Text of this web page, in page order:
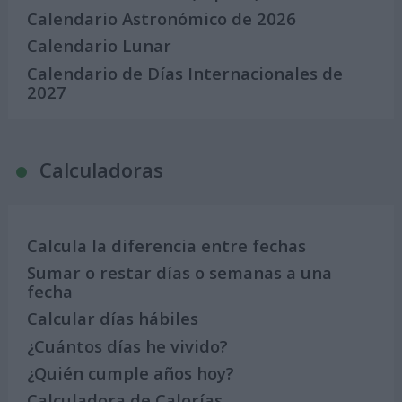
Calendario Astronómico de 2026
Calendario Lunar
Calendario de Días Internacionales de
2027
Calculadoras
Calcula la diferencia entre fechas
Sumar o restar días o semanas a una
fecha
Calcular días hábiles
¿Cuántos días he vivido?
¿Quién cumple años hoy?